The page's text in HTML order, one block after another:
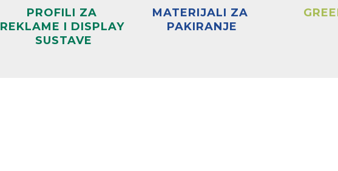
PROFILI ZA
REKLAME I DISPLAY
SUSTAVE
MATERIJALI ZA
PAKIRANJE